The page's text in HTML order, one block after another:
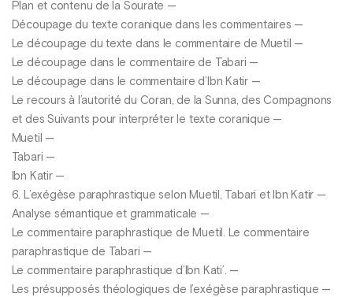
Plan et contenu de la Sourate —
Découpage du texte coranique dans les commentaires —
Le découpage du texte dans le commentaire de Muetil —
Le découpage dans le commentaire de Tabari —
Le découpage dans le commentaire d’Ibn Katir —
Le recours à l’autorité du Coran, de la Sunna, des Compagnons
et des Suivants pour interpréter le texte coranique —
Muetil —
Tabari —
Ibn Katir —
6. L’exégèse paraphrastique selon Muetil, Tabari et Ibn Katir —
Analyse sémantique et grammaticale —
Le commentaire paraphrastique de Muetil. Le commentaire
paraphrastique de Tabari —
Le commentaire paraphrastique d’Ibn Kati’. —
Les présupposés théologiques de l’exégèse paraphrastique —